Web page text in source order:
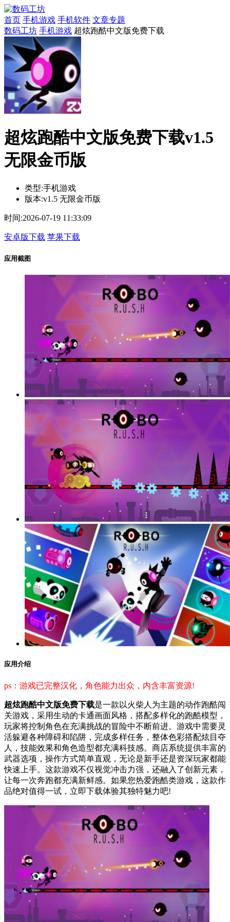
首页 手机游戏 手机软件 文章专题
数码工坊 手机游戏 超炫跑酷中文版免费下载
超炫跑酷中文版免费下载v1.5
无限金币版
类型:手机游戏
版本:v1.5 无限金币版
时间:2026-07-19 11:33:09
安卓版下载 苹果下载
应用截图
应用介绍
ps：游戏已完整汉化，角色能力出众，内含丰富资源!
超炫跑酷中文版免费下载是一款以火柴人为主题的动作跑酷闯
关游戏，采用生动的卡通画面风格，搭配多样化的跑酷模型，
玩家将控制角色在充满挑战的冒险中不断前进。游戏中需要灵
活躲避各种障碍和陷阱，完成多样任务，整体色彩搭配炫目夺
人，技能效果和角色造型都充满科技感。商店系统提供丰富的
武器选项，操作方式简单直观，无论是新手还是资深玩家都能
快速上手。这款游戏不仅视觉冲击力强，还融入了创新元素，
让每一次奔跑都充满新鲜感。如果您热爱跑酷类游戏，这款作
品绝对值得一试，立即下载体验其独特魅力吧!